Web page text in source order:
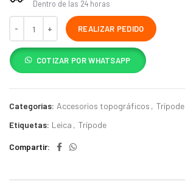
Dentro de las 24 horas
REALIZAR PEDIDO
COTIZAR POR WHATSAPP
Categorías: Accesorios topográficos , Trípode
Etiquetas: Leica , Trípode
Compartir